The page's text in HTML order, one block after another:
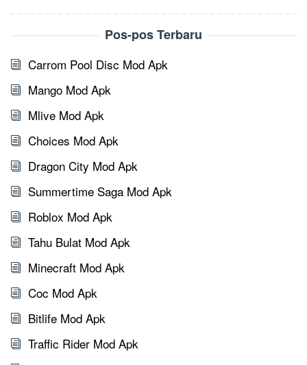
Pos-pos Terbaru
Carrom Pool Disc Mod Apk
Mango Mod Apk
Mlive Mod Apk
Choices Mod Apk
Dragon City Mod Apk
Summertime Saga Mod Apk
Roblox Mod Apk
Tahu Bulat Mod Apk
Minecraft Mod Apk
Coc Mod Apk
Bitlife Mod Apk
Traffic Rider Mod Apk